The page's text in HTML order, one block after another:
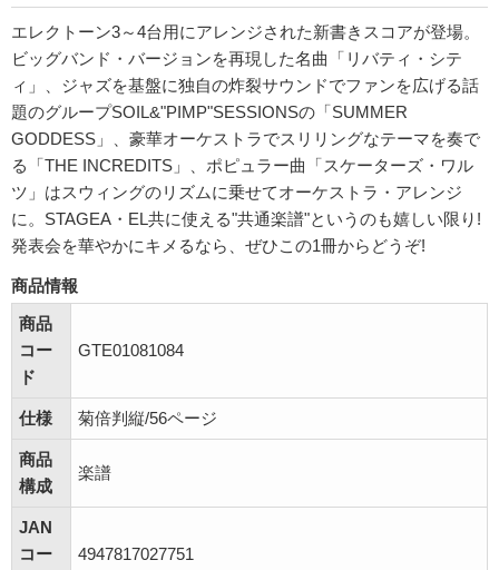
エレクトーン3～4台用にアレンジされた新書きスコアが登場。
ビッグバンド・バージョンを再現した名曲「リバティ・シテ
ィ」、ジャズを基盤に独自の炸裂サウンドでファンを広げる話
題のグループSOIL&"PIMP"SESSIONSの「SUMMER
GODDESS」、豪華オーケストラでスリリングなテーマを奏で
る「THE INCREDITS」、ポピュラー曲「スケーターズ・ワル
ツ」はスウィングのリズムに乗せてオーケストラ・アレンジ
に。STAGEA・EL共に使える"共通楽譜"というのも嬉しい限り!
発表会を華やかにキメるなら、ぜひこの1冊からどうぞ!
商品情報
商品
コー
ド
GTE01081084
仕様 菊倍判縦/56ページ
商品
構成
楽譜
JAN
コー
4947817027751